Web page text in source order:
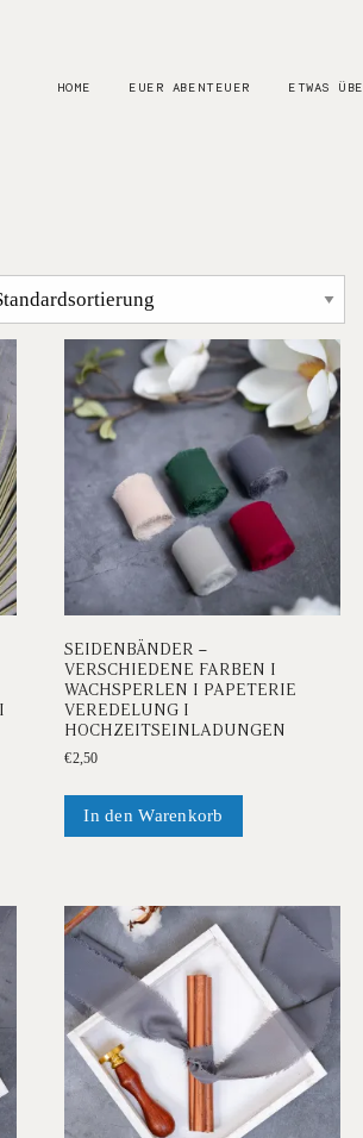
HOME EUER ABENTEUER ETWAS
SEIDENBÄNDER –
VERSCHIEDENE FARBEN I
WACHSPERLEN I PAPETERIE
VEREDELUNG I
HOCHZEITSEINLADUNGEN
€2,50
In den Warenkorb